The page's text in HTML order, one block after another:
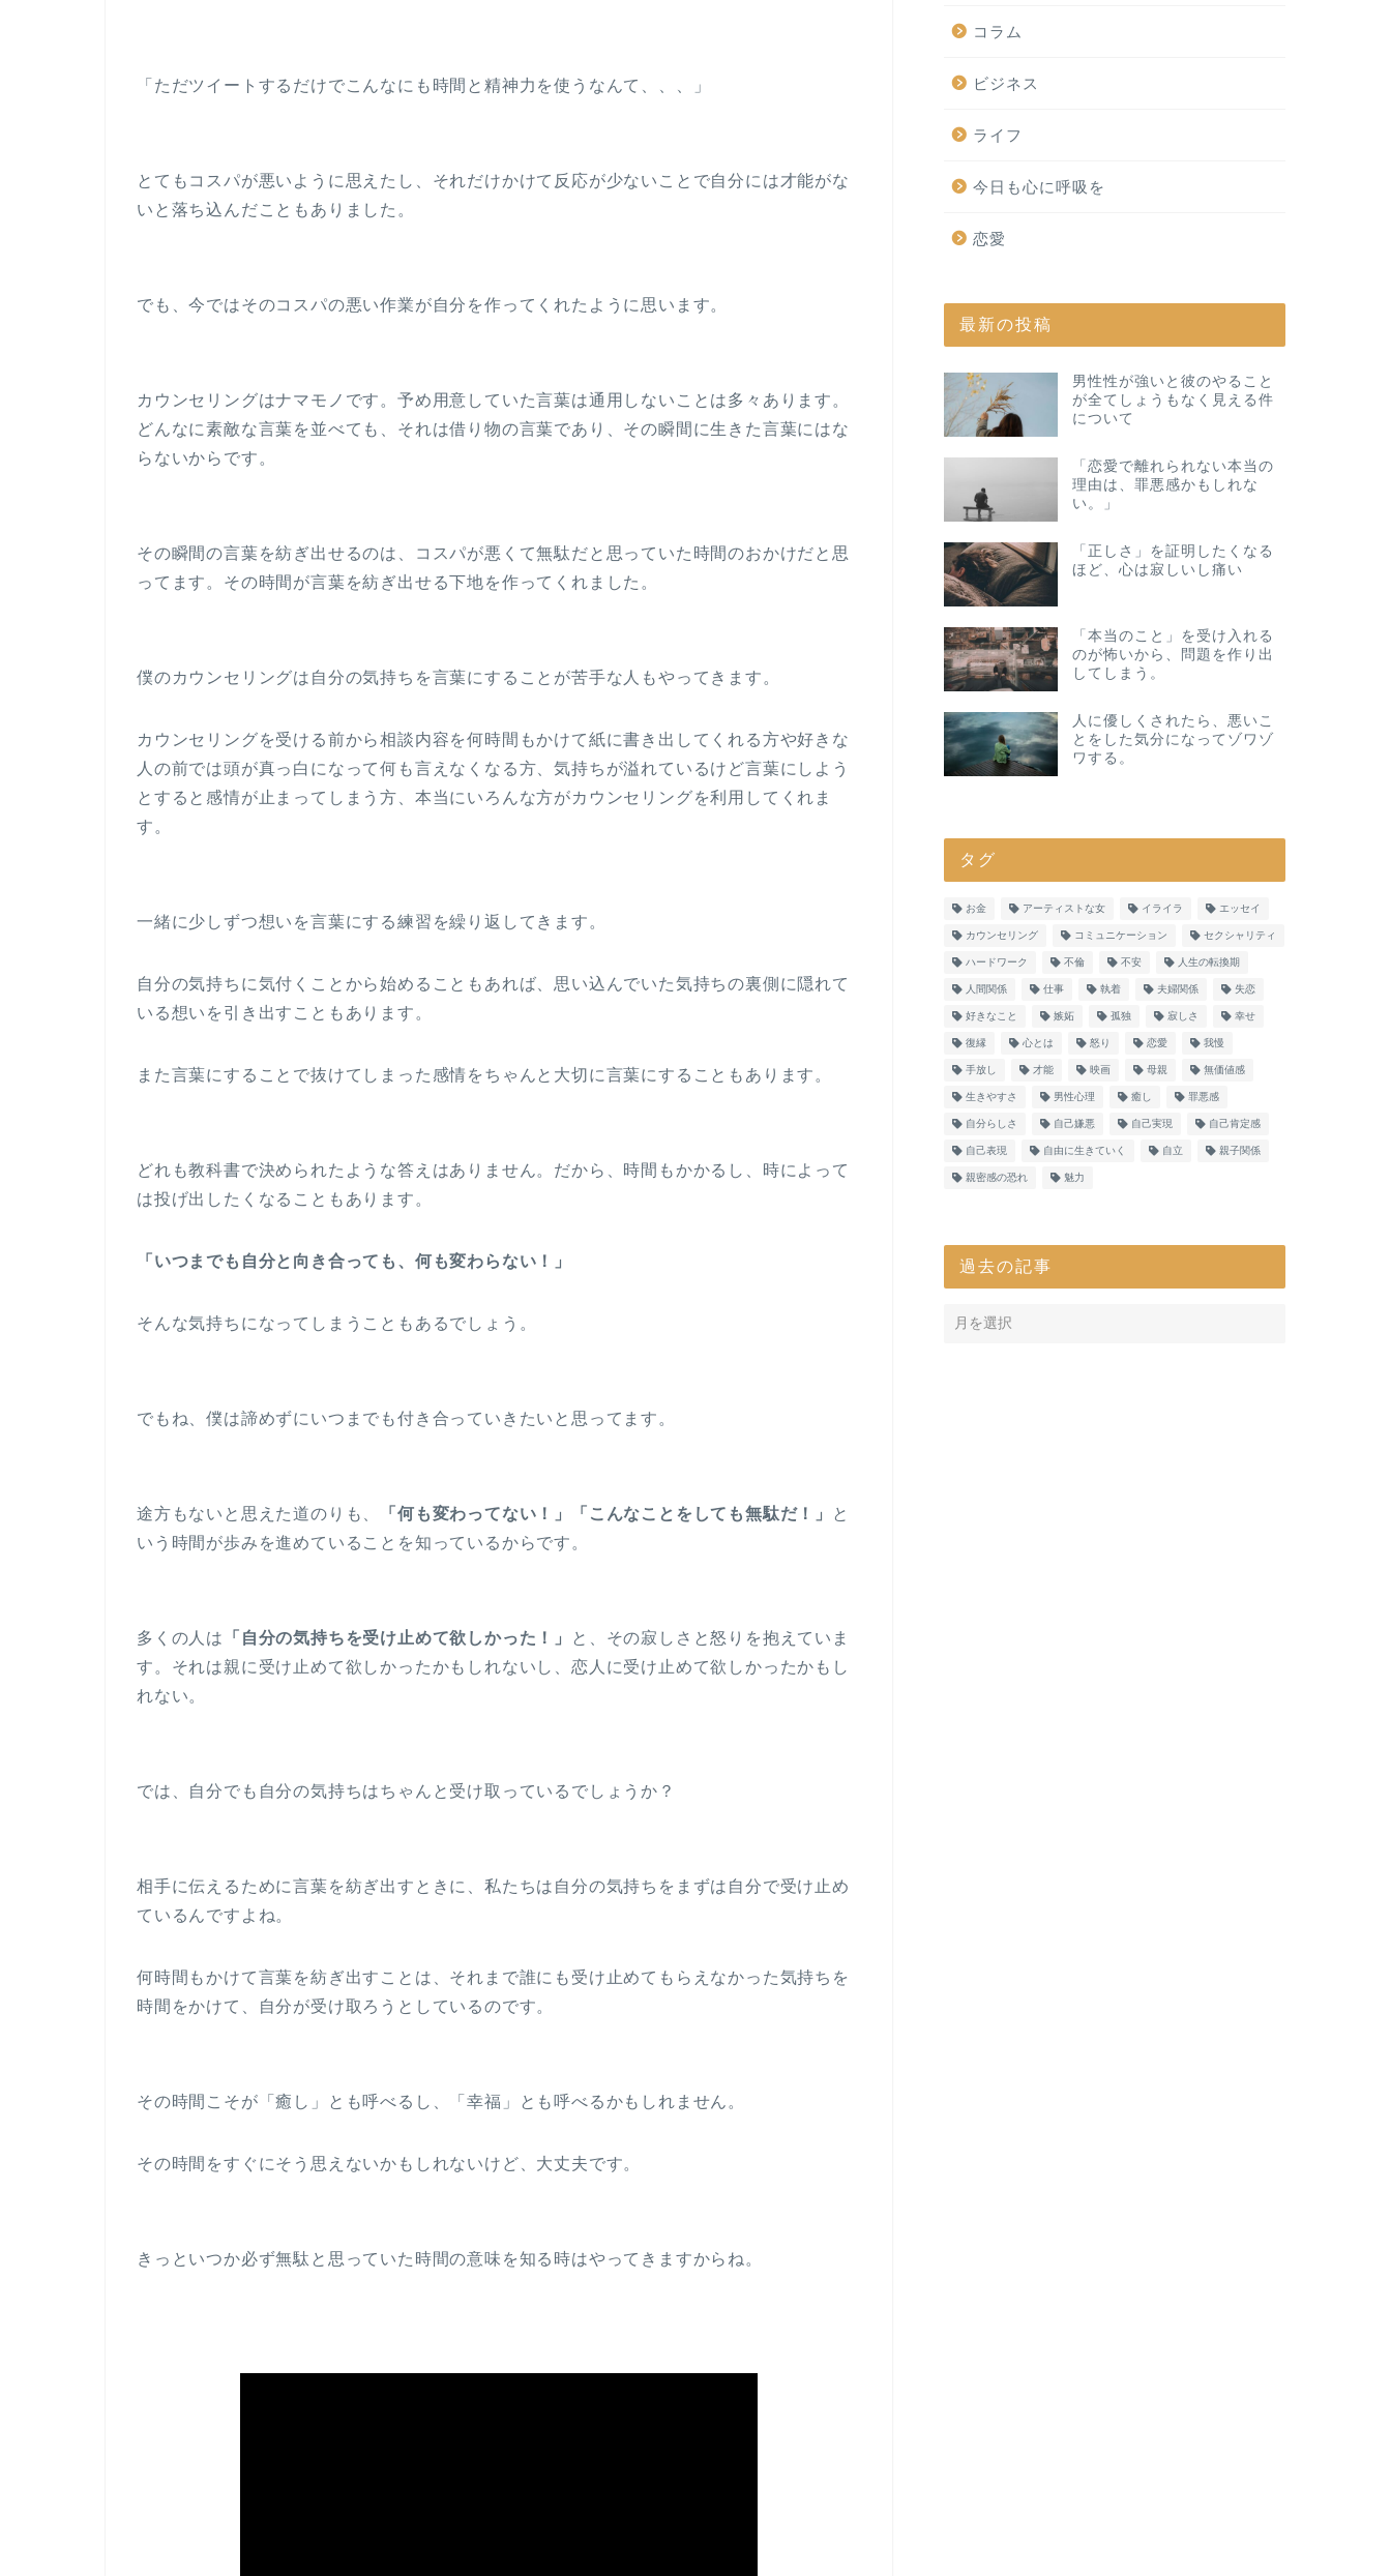
「ただツイートするだけでこんなにも時間と精神力を使うなんて、、、」
とてもコスパが悪いように思えたし、それだけかけて反応が少ないことで自分には才能がな
いと落ち込んだこともありました。
でも、今ではそのコスパの悪い作業が自分を作ってくれたように思います。
カウンセリングはナマモノです。予め用意していた言葉は通用しないことは多々あります。
どんなに素敵な言葉を並べても、それは借り物の言葉であり、その瞬間に生きた言葉にはな
らないからです。
その瞬間の言葉を紡ぎ出せるのは、コスパが悪くて無駄だと思っていた時間のおかけだと思
ってます。その時間が言葉を紡ぎ出せる下地を作ってくれました。
僕のカウンセリングは自分の気持ちを言葉にすることが苦手な人もやってきます。
カウンセリングを受ける前から相談内容を何時間もかけて紙に書き出してくれる方や好きな
人の前では頭が真っ白になって何も言えなくなる方、気持ちが溢れているけど言葉にしよう
とすると感情が止まってしまう方、本当にいろんな方がカウンセリングを利用してくれま
す。
一緒に少しずつ想いを言葉にする練習を繰り返してきます。
自分の気持ちに気付くことから始めることもあれば、思い込んでいた気持ちの裏側に隠れて
いる想いを引き出すこともあります。
また言葉にすることで抜けてしまった感情をちゃんと大切に言葉にすることもあります。
どれも教科書で決められたような答えはありません。だから、時間もかかるし、時によって
は投げ出したくなることもあります。
「いつまでも自分と向き合っても、何も変わらない！」
そんな気持ちになってしまうこともあるでしょう。
でもね、僕は諦めずにいつまでも付き合っていきたいと思ってます。
途方もないと思えた道のりも、 「何も変わってない！」「こんなことをしても無駄だ！」
と
いう時間が歩みを進めていることを知っているからです。
多くの人は 「自分の気持ちを受け止めて欲しかった！」
と、その寂しさと怒りを抱えていま
す。それは親に受け止めて欲しかったかもしれないし、恋人に受け止めて欲しかったかもし
れない。
では、自分でも自分の気持ちはちゃんと受け取っているでしょうか？
相手に伝えるために言葉を紡ぎ出すときに、私たちは自分の気持ちをまずは自分で受け止め
ているんですよね。
何時間もかけて言葉を紡ぎ出すことは、それまで誰にも受け止めてもらえなかった気持ちを
時間をかけて、自分が受け取ろうとしているのです。
その時間こそが「癒し」とも呼べるし、「幸福」とも呼べるかもしれません。
その時間をすぐにそう思えないかもしれないけど、大丈夫です。
きっといつか必ず無駄と思っていた時間の意味を知る時はやってきますからね。
コラム
ビジネス
ライフ
今日も心に呼吸を
恋愛
最新の投稿
男性性が強いと彼のやること
が全てしょうもなく見える件
について
「恋愛で離れられない本当の
理由は、罪悪感かもしれな
い。」
「正しさ」を証明したくなる
ほど、心は寂しいし痛い
「本当のこと」を受け入れる
のが怖いから、問題を作り出
してしまう。
人に優しくされたら、悪いこ
とをした気分になってゾワゾ
ワする。
タグ
お金 アーティストな女 イライラ エッセイ
カウンセリング コミュニケーション セクシャリティ
ハードワーク 不倫 不安 人生の転換期
人間関係 仕事 執着 夫婦関係 失恋
好きなこと 嫉妬 孤独 寂しさ 幸せ
復縁 心とは 怒り 恋愛 我慢
手放し 才能 映画 母親 無価値感
生きやすさ 男性心理 癒し 罪悪感
自分らしさ 自己嫌悪 自己実現 自己肯定感
自己表現 自由に生きていく 自立 親子関係
親密感の恐れ 魅力
過去の記事